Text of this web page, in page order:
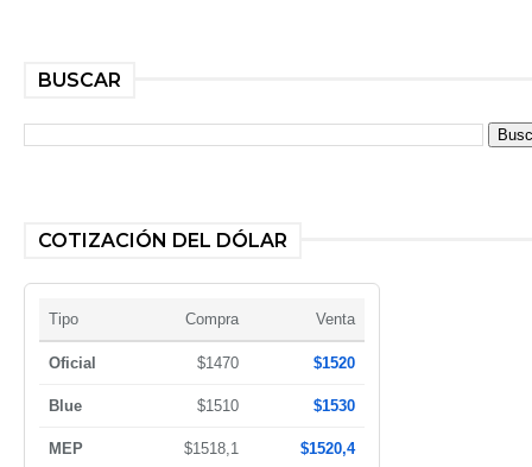
BUSCAR
COTIZACIÓN DEL DÓLAR
Tipo Compra Venta
Oficial $1470 $1520
Blue $1510 $1530
MEP $1518,1 $1520,4